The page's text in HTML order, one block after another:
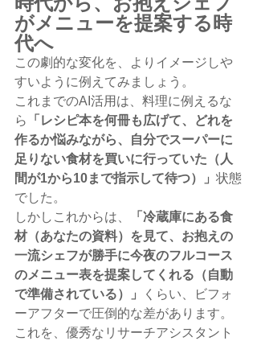
がメニューを提案する時
代へ
この劇的な変化を、よりイメージしや
すいように例えてみましょう。
これまでのAI活用は、料理に例えるな
ら
「レシピ本を何冊も広げて、どれを
作るか悩みながら、自分でスーパーに
足りない食材を買いに行っていた（人
間が1から10まで指示して待つ）」 状態
でした。
しかしこれからは、
「冷蔵庫にある食
材（あなたの資料）を見て、お抱えの
一流シェフが勝手に今夜のフルコース
のメニュー表を提案してくれる（自動
で準備されている）」
くらい、ビフォ
ーアフターで圧倒的な差があります。
これを、優秀なリサーチアシスタント